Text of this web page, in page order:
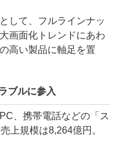
して、フルラインナッ
画面化トレンドにあわ
高い製品に軸足を置
ブルに参入
、携帯電話などの「ス
上規模は8,264億円。